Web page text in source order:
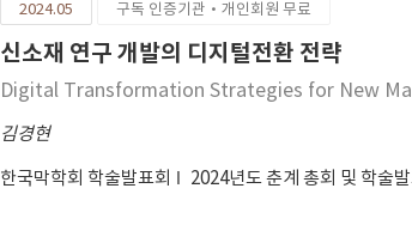
SOBO3+ 장비와의 상관 관계를 분석하여 장비 검증
을 참고하여 고형 염화나트륨과 30% 염화칼슘 수용액
다는 점을 참고하여 10~50g/m² 범위에서 살포 밀도
됨을 확인하였다. 또한 염화칼슘 수용액의 경우 국토
70% 과소 평가 되는 것을 확인하여 30% 염화칼슘 수
2024.05 구독 인증기관·개인회원 무료
신소재 연구 개발의 디지털전환 전략
Digital Transformation Strategies for New
김경현
한국막학회 학술발표회 2024년도 춘계 총회 및 학술발